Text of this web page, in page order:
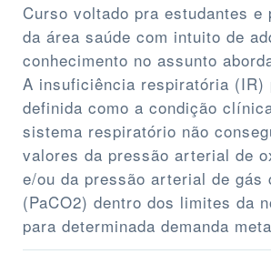
Curso voltado pra estudantes e
da área saúde com intuito de
conhecimento no assunto
A insuficiência respiratória (IR)
definida como a condição
sistema respiratório não
valores da pressão arterial de
e/ou da pressão arterial de gás
(PaCO2) dentro dos limites da
para determinada demanda